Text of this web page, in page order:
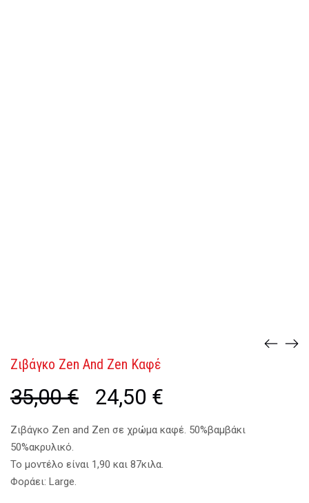
Ζιβάγκο Zen And Zen Καφέ
35,00€
Original
price
35,00 €.
24,50 €
είναι:
Ζιβάγκο Zen and Zen σε χρώμα καφέ. 50%βαμβάκι
50%ακρυλικό.
Το μοντέλο είναι 1,90 και 87κιλα.
Φοράει: Large.